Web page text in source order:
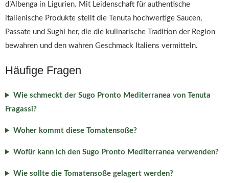
d’Albenga in Ligurien. Mit Leidenschaft für authentische
italienische Produkte stellt die Tenuta hochwertige Saucen,
Passate und Sughi her, die die kulinarische Tradition der Region
bewahren und den wahren Geschmack Italiens vermitteln.
Häufige Fragen
Wie schmeckt der Sugo Pronto Mediterranea von Tenuta
Fragassi?
Woher kommt diese Tomatensoße?
Wofür kann ich den Sugo Pronto Mediterranea verwenden?
Wie sollte die Tomatensoße gelagert werden?